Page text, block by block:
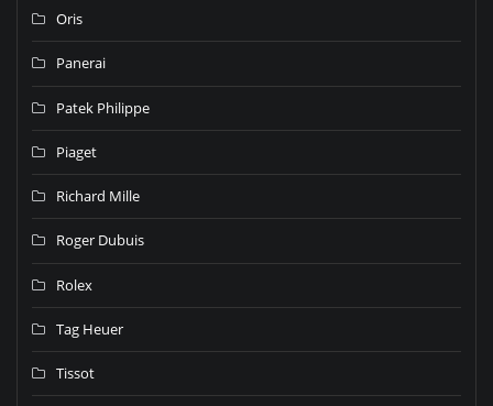
Oris
Panerai
Patek Philippe
Piaget
Richard Mille
Roger Dubuis
Rolex
Tag Heuer
Tissot